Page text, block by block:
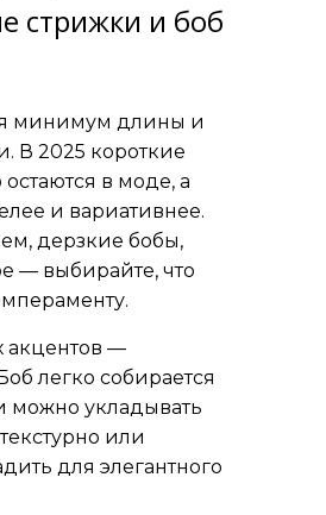
стрижки и боб
минимум длины и
В 2025 короткие
в моде, а
и вариативнее.
дерзкие бобы,
— выбирайте, что
—
легко собирается
можно укладывать
или
для элегантного